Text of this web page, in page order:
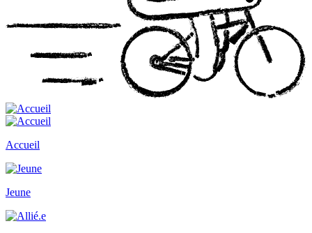
Accueil
Jeune